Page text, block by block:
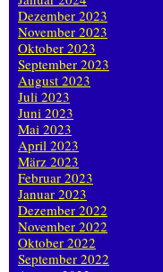
Dezember 2023
November 2023
Oktober 2023
September 2023
August 2023
Juli 2023
Juni 2023
Mai 2023
April 2023
März 2023
Februar 2023
Januar 2023
Dezember 2022
November 2022
Oktober 2022
September 2022